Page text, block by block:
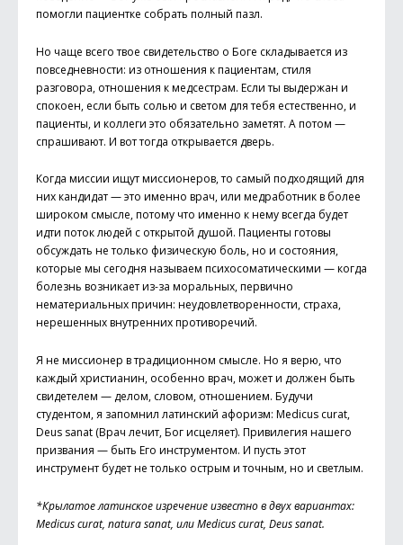
помогли пациентке собрать полный пазл.
Но чаще всего твое свидетельство о Боге складывается из
повседневности: из отношения к пациентам, стиля
разговора, отношения к медсестрам. Если ты выдержан и
спокоен, если быть солью и светом для тебя естественно, и
пациенты, и коллеги это обязательно заметят. А потом —
спрашивают. И вот тогда открывается дверь.
Когда миссии ищут миссионеров, то самый подходящий для
них кандидат — это именно врач, или медработник в более
широком смысле, потому что именно к нему всегда будет
идти поток людей с открытой душой. Пациенты готовы
обсуждать не только физическую боль, но и состояния,
которые мы сегодня называем психосоматическими — когда
болезнь возникает из-за моральных, первично
нематериальных причин: неудовлетворенности, страха,
нерешенных внутренних противоречий.
Я не миссионер в традиционном смысле. Но я верю, что
каждый христианин, особенно врач, может и должен быть
свидетелем — делом, словом, отношением. Будучи
студентом, я запомнил латинский афоризм: Medicus curat,
Deus sanat (Врач лечит, Бог исцеляет). Привилегия нашего
призвания — быть Его инструментом. И пусть этот
инструмент будет не только острым и точным, но и светлым.
*Крылатое латинское изречение известно в двух вариантах:
Medicus curat, natura sanat, или Medicus curat, Deus sanat.